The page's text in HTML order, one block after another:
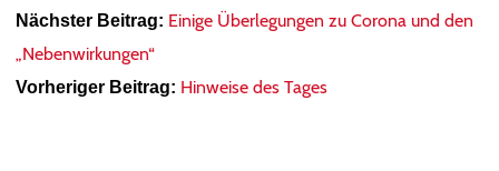
Nächster Beitrag: Einige Überlegungen zu Corona und den
„Nebenwirkungen“
Vorheriger Beitrag: Hinweise des Tages